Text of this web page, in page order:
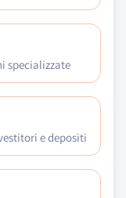
specializzate
e depositi